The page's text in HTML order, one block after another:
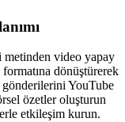
metinden video yapay
dönüştürerek
YouTube
özetler oluşturun
etkileşim kurun.